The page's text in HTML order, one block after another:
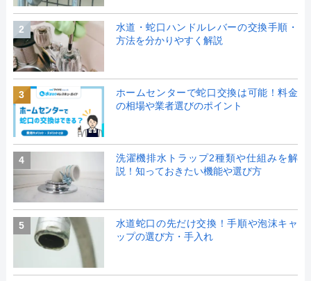
2
水道・蛇口ハンドルレバーの交換手順・
方法を分かりやすく解説
3
ホームセンターで蛇口交換は可能！料金
の相場や業者選びのポイント
4
洗濯機排水トラップ2種類や仕組みを解
説！知っておきたい機能や選び方
5
水道蛇口の先だけ交換！手順や泡沫キャ
ップの選び方・手入れ